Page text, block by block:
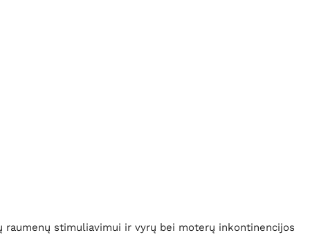
raumenų stimuliavimui ir vyrų bei moterų inkontinencijos